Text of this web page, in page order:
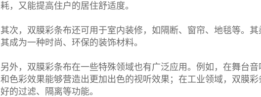
耗，又能提高住户的居住舒适度。
其次， 双膜彩条布还可用于室内装修，如隔断、窗帘、地毯等。
其成为一种时尚、环保的装饰材料。
另外， 双膜彩条布在一些特殊领域也有广泛应用。例如，在舞台
和色彩效果能够营造出更加出色的视听效果；在工业领域， 双膜彩
好的过滤、隔离等功能。